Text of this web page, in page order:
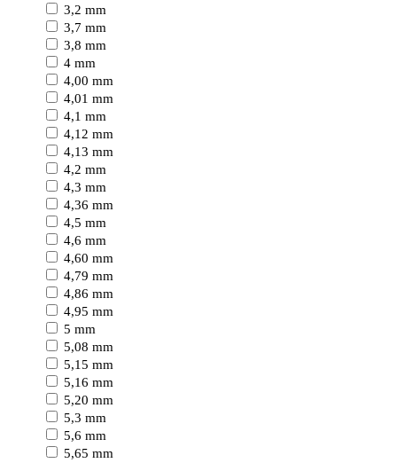
3,2 mm
3,7 mm
3,8 mm
4 mm
4,00 mm
4,01 mm
4,1 mm
4,12 mm
4,13 mm
4,2 mm
4,3 mm
4,36 mm
4,5 mm
4,6 mm
4,60 mm
4,79 mm
4,86 mm
4,95 mm
5 mm
5,08 mm
5,15 mm
5,16 mm
5,20 mm
5,3 mm
5,6 mm
5,65 mm